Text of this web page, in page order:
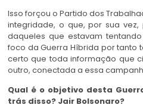
Isso forçou o Partido dos
integridade, o que, por sua
daqueles que estavam
foco da Guerra Híbrida por tanto
certo que toda informação que
outro, conectada a essa
Qual é o objetivo desta
trás disso? Jair Bolsonaro?